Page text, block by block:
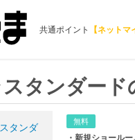
共通ポイント 【ネットマ
タンダー
無料